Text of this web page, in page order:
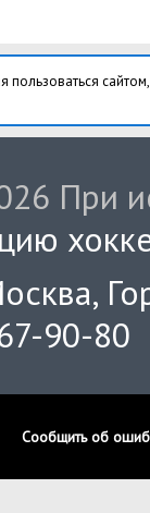
При
90-80
Сообщить об